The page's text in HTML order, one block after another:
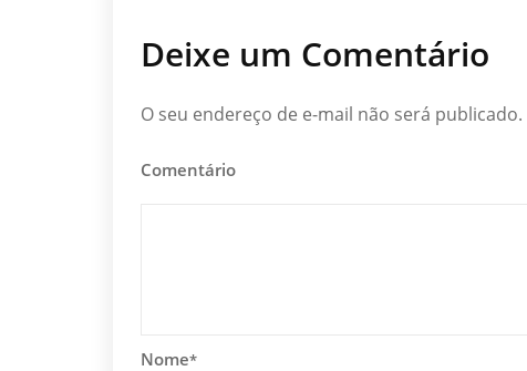
Deixe um Comentário
O seu endereço de e-mail não será publicado.
Comentário
Nome*